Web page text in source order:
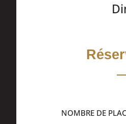
NOMBRE DE